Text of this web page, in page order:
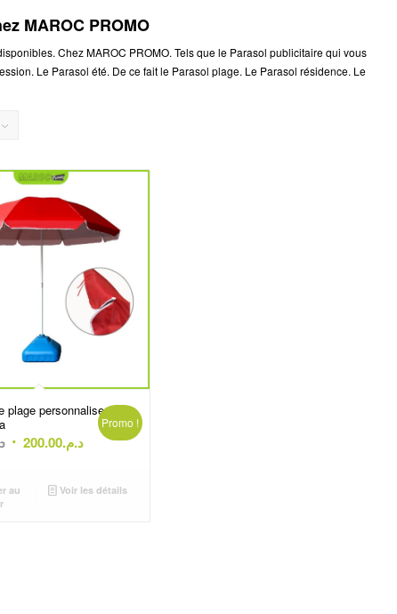
MAROC PROMO
Chez MAROC PROMO. Tels que le Parasol publicitaire qui vous
Le Parasol été. De ce fait le Parasol plage. Le Parasol résidence. Le
plage personnalise
Le
initial
د.م.200.00
Le
actuel
Promo !
au
Voir les détails